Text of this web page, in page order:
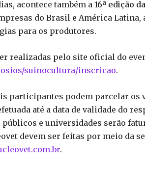
acontece também a 16ª edição da
do Brasil e América Latina,
para os produtores.
realizadas pelo site oficial do
suinocultura/inscricao.
participantes podem parcelar os
até a data de validade do
e universidades serão
devem ser feitas por meio da
.